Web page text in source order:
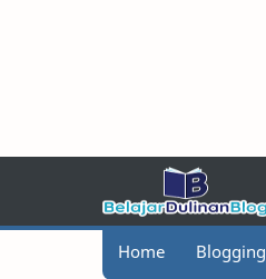
Home Blogging